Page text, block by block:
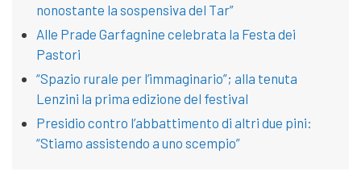
nonostante la sospensiva del Tar”
Alle Prade Garfagnine celebrata la Festa dei
Pastori
“Spazio rurale per l’immaginario”; alla tenuta
Lenzini la prima edizione del festival
Presidio contro l’abbattimento di altri due pini:
“Stiamo assistendo a uno scempio”